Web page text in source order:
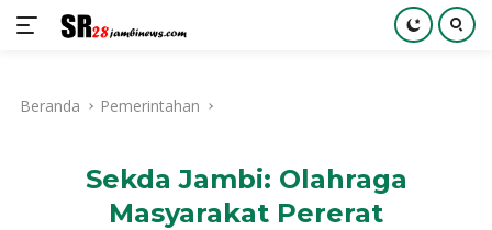
kontenBeranda Pemerintahan
Sekda Jambi: Olahraga
Masyarakat Pererat